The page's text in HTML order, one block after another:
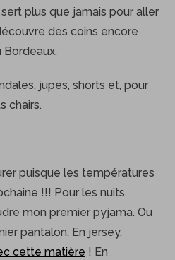
plus que jamais pour aller
des coins encore
Bordeaux.
jupes, shorts et, pour
chairs.
puisque les températures
!!! Pour les nuits
mon premier pyjama. Ou
pantalon. En jersey,
cette matière ! En